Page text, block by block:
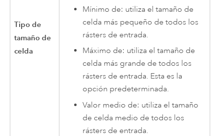
Tipo de
tamaño de
celda
Mínimo de: utiliza el tamaño de
celda más pequeño de todos los
rásters de entrada.
Máximo de: utiliza el tamaño de
celda más grande de todos los
rásters de entrada. Esta es la
opción predeterminada.
Valor medio de: utiliza el tamaño
de celda medio de todos los
rásters de entrada.